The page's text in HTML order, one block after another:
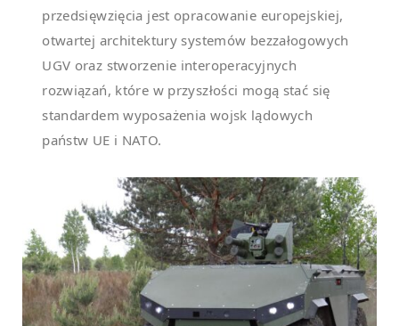
przedsięwzięcia jest opracowanie europejskiej,
otwartej architektury systemów bezzałogowych
UGV oraz stworzenie interoperacyjnych
rozwiązań, które w przyszłości mogą stać się
standardem wyposażenia wojsk lądowych
państw UE i NATO.